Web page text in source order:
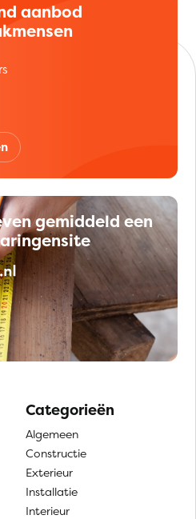
aanbod
gemiddeld een
Categorieën
Algemeen
Constructie
Exterieur
Installatie
Interieur